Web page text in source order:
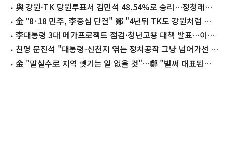
與 강원·TK 당원투표서 김민석 48.54%로 승리…정청래
44.40%·송영길 7.06%
金 "8·18 민주, 李중심 단결" 鄭 "4년뒤 TK도 강원처럼 승
리"(종합)
李대통령 3대 메가프로젝트 점검·청년고용 대책 발표…이번
주(10~16일) 주요 일정
친명 문진석 "대통령-신천지 엮는 정치공작 그냥 넘어가선 안
돼"金 "말실수로 지역 뺏기는 일 없을 것"…鄭 "벌써 대표된양